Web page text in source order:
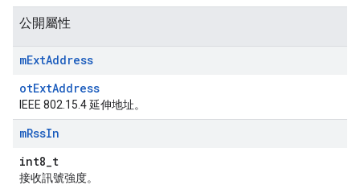
公開屬性
mExtAddress
otExtAddress
IEEE 802.15.4 延伸地址。
mRssIn
int8_t
接收訊號強度。